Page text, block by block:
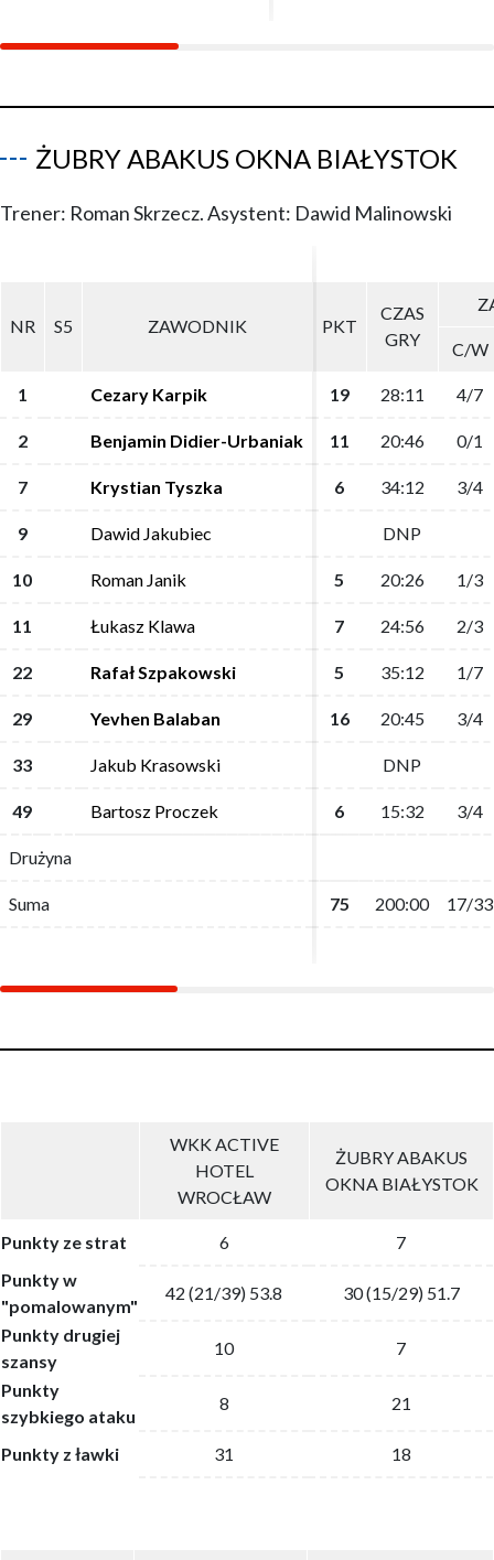
ŻUBRY ABAKUS OKNA BIAŁYSTOK
Trener: Roman Skrzecz. Asystent: Dawid Malinowski
NR S5 ZAWODNIK PKT
CZAS
GRY
C/W
1 Cezary Karpik 19 28:11 4/7
2 Benjamin Didier-Urbaniak 11 20:46 0/1
7 Krystian Tyszka 6 34:12 3/4
9 Dawid Jakubiec DNP
10 Roman Janik 5 20:26 1/3
11 Łukasz Klawa 7 24:56 2/3
22 Rafał Szpakowski 5 35:12 1/7
29 Yevhen Balaban 16 20:45 3/4
33 Jakub Krasowski DNP
49 Bartosz Proczek 6 15:32 3/4
Drużyna
Suma 75 200:00 17/33
NR S5 ZAWODNIK PKT
CZAS
GRY
C/W
1 Cezary Karpik 19 28:11 4/7
2 Benjamin Didier-Urbaniak 11 20:46 0/1
7 Krystian Tyszka 6 34:12 3/4
9 Dawid Jakubiec DNP
10 Roman Janik 5 20:26 1/3
11 Łukasz Klawa 7 24:56 2/3
22 Rafał Szpakowski 5 35:12 1/7
29 Yevhen Balaban 16 20:45 3/4
33 Jakub Krasowski DNP
49 Bartosz Proczek 6 15:32 3/4
Drużyna
Suma 75 200:00 17/33
WKK ACTIVE
HOTEL
WROCŁAW
ŻUBRY ABAKUS
OKNA BIAŁYSTOK
Punkty ze strat 6
7
Punkty w
"pomalowanym"
42 (21/39) 53.8
30 (15/29) 51.7
Punkty drugiej
szansy
10
7
Punkty
szybkiego ataku
8 21
Punkty z ławki 31 18